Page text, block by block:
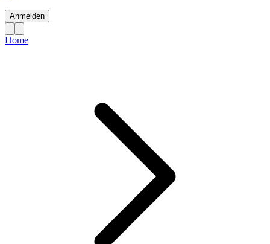
Anmelden
Home